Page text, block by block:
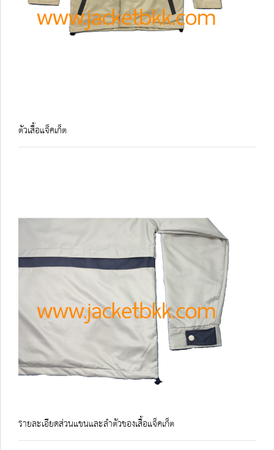
ตัวเสื้อแจ็คเก็ต
รายละเอียดส่วนแขนและลำตัวของเสื้อแจ็คเก็ต